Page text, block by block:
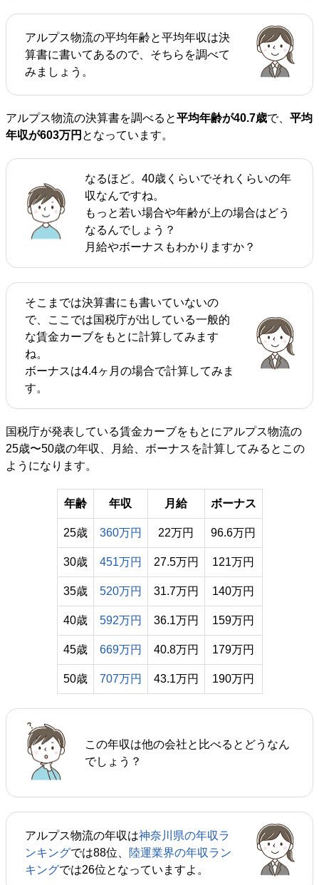
アルプス物流の平均年齢と平均年収は決
算書に書いてあるので、そちらを調べて
みましょう。
アルプス物流の決算書を調べると平均年齢が40.7歳で、 平均
年収が603万円 となっています。
なるほど。40歳くらいでそれくらいの年
収なんですね。
もっと若い場合や年齢が上の場合はどう
なるんでしょう？
月給やボーナスもわかりますか？
そこまでは決算書にも書いていないの
で、ここでは国税庁が出している一般的
な賃金カーブをもとに計算してみます
ね。
ボーナスは4.4ヶ月の場合で計算してみま
す。
国税庁が発表している賃金カーブをもとにアルプス物流の
25歳〜50歳の年収、月給、ボーナスを計算してみるとこの
ようになります。
年齢 年収 月給 ボーナス
25歳 360万円 22万円 96.6万円
30歳 451万円 27.5万円 121万円
35歳 520万円 31.7万円 140万円
40歳 592万円 36.1万円 159万円
45歳 669万円 40.8万円 179万円
50歳 707万円 43.1万円 190万円
この年収は他の会社と比べるとどうなん
でしょう？
アルプス物流の年収は神奈川県の年収ラ
ンキングでは88位、
陸運業界の年収ラン
キングでは26位となっていますよ。